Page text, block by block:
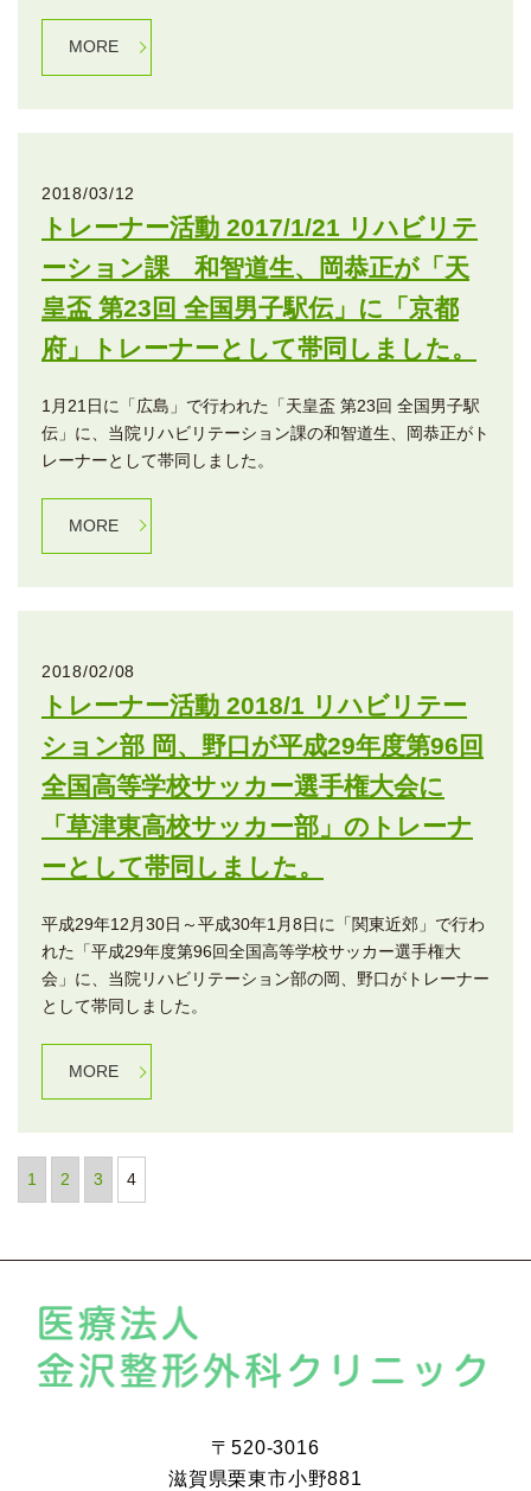
MORE
2018/03/12
トレーナー活動 2017/1/21 リハビリテ
ーション課 和智道生、岡恭正が「天
皇盃 第23回 全国男子駅伝」に「京都
府」トレーナーとして帯同しました。
1月21日に「広島」で行われた「天皇盃 第23回 全国男子駅
伝」に、当院リハビリテーション課の和智道生、岡恭正がト
レーナーとして帯同しました。
MORE
2018/02/08
トレーナー活動 2018/1 リハビリテー
ション部 岡、野口が平成29年度第96回
全国高等学校サッカー選手権大会に
「草津東高校サッカー部」のトレーナ
ーとして帯同しました。
平成29年12月30日～平成30年1月8日に「関東近郊」で行わ
れた「平成29年度第96回全国高等学校サッカー選手権大
会」に、当院リハビリテーション部の岡、野口がトレーナー
として帯同しました。
MORE
1 2 3 4
〒520-3016
滋賀県栗東市小野881